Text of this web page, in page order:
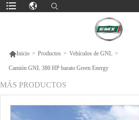
Inicio > Productos > Vehículos de GNL >
Camión GNL 380 HP barato Green Energy
MÁS PRODUCTOS